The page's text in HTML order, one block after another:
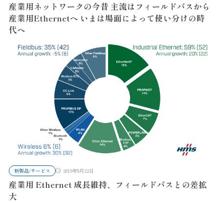
産業用ネットワークの今昔 主流はフィールドバスから
産業用Ethernetへ いまは場面によって使い分けの時
代へ
新製品/サービス 2019年5月22日
産業用 Ethernet 成長維持、フィールドバスとの差拡
大